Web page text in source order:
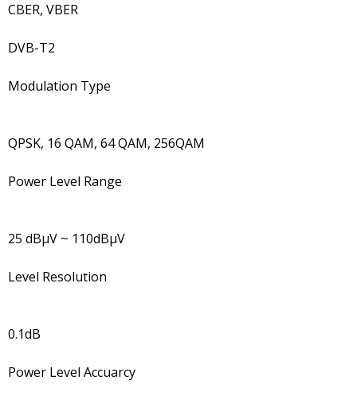
CBER, VBER
DVB-T2
Modulation Type
QPSK, 16 QAM, 64 QAM, 256QAM
Power Level Range
25 dBμV ~ 110dBμV
Level Resolution
0.1dB
Power Level Accuarcy